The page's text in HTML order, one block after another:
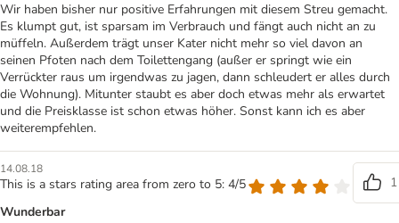
Wir haben bisher nur positive Erfahrungen mit diesem Streu gemacht.
Es klumpt gut, ist sparsam im Verbrauch und fängt auch nicht an zu
müffeln. Außerdem trägt unser Kater nicht mehr so viel davon an
seinen Pfoten nach dem Toilettengang (außer er springt wie ein
Verrückter raus um irgendwas zu jagen, dann schleudert er alles durch
die Wohnung). Mitunter staubt es aber doch etwas mehr als erwartet
und die Preisklasse ist schon etwas höher. Sonst kann ich es aber
weiterempfehlen.
14.08.18
This is a stars rating area from zero to 5: 4/5
1
Wunderbar